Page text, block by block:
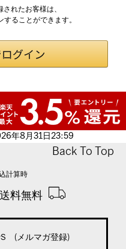
れたお客様は、
ることができます。
年8月31日23:59
Back To Top
計算時
料無料
(メルマガ登録)